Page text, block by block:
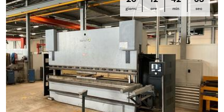
giorni ore min sec